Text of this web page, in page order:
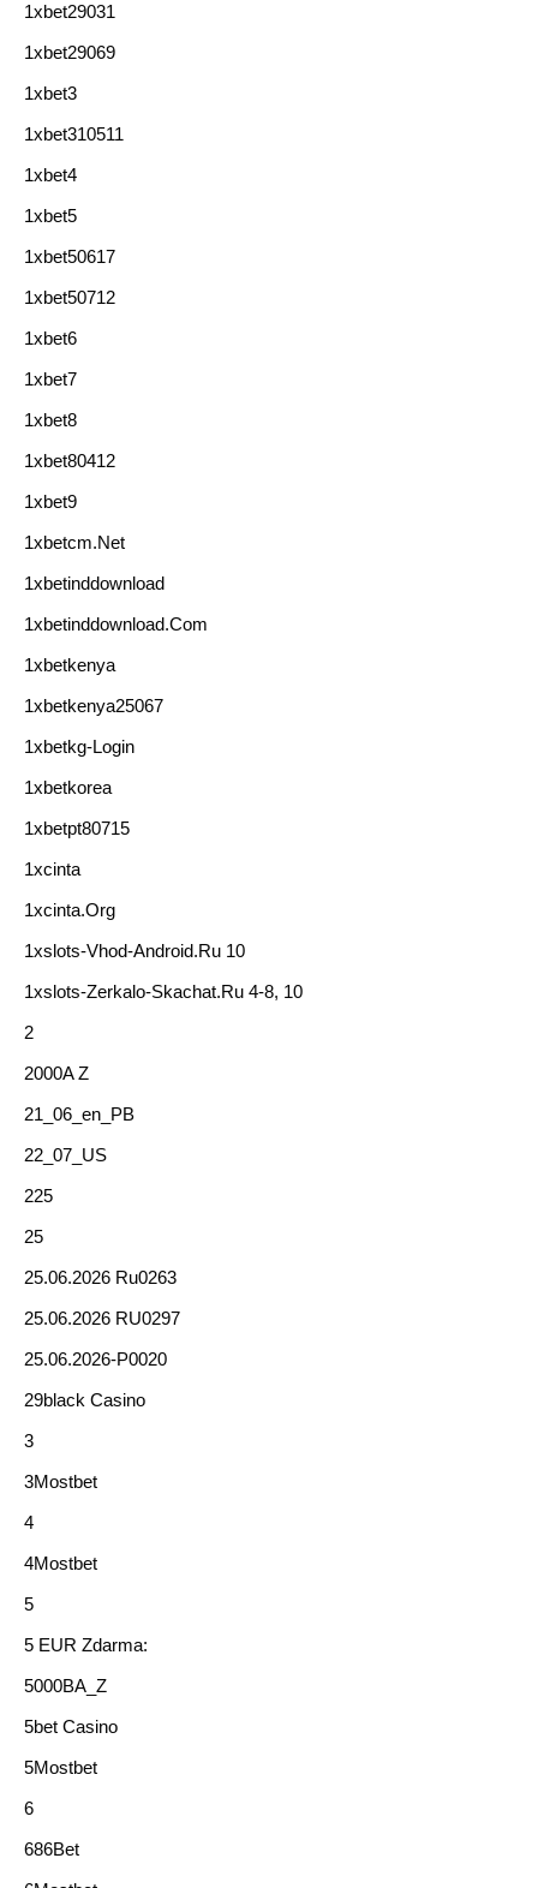
1xbet29031
1xbet29069
1xbet3
1xbet310511
1xbet4
1xbet5
1xbet50617
1xbet50712
1xbet6
1xbet7
1xbet8
1xbet80412
1xbet9
1xbetcm.net
1xbetinddownload
1xbetinddownload.com
1xbetkenya
1xbetkenya25067
1xbetkg-Login
1xbetkorea
1xbetpt80715
1xcinta
1xcinta.org
1xslots-Vhod-Android.ru 10
1xslots-Zerkalo-Skachat.ru 4-8, 10
2
2000A Z
21_06_en_PB
22_07_US
225
25
25.06.2026 Ru0263
25.06.2026 RU0297
25.06.2026-P0020
29black Casino
3
3Mostbet
4
4Mostbet
5
5 EUR Zdarma:
5000BA_Z
5bet Casino
5Mostbet
6
686Bet